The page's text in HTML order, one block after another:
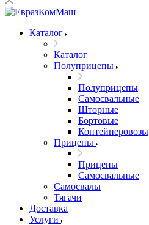
Каталог
Каталог
Полуприцепы
Полуприцепы
Самосвальные
Шторные
Бортовые
Контейнеровозы
Прицепы
Прицепы
Самосвальные
Самосвалы
Тягачи
Доставка
Услуги